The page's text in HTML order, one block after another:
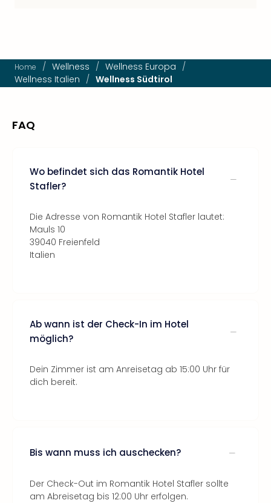
Home / Wellness / Wellness Europa /
Wellness Italien / Wellness Südtirol
FAQ
Wo befindet sich das Romantik Hotel
Stafler?
Die Adresse von Romantik Hotel Stafler lautet:
Mauls 10
39040 Freienfeld
Italien
Ab wann ist der Check-In im Hotel
möglich?
Dein Zimmer ist am Anreisetag ab 15:00 Uhr für
dich bereit.
Bis wann muss ich auschecken?
Der Check-Out im Romantik Hotel Stafler sollte
am Abreisetag bis 12:00 Uhr erfolgen.